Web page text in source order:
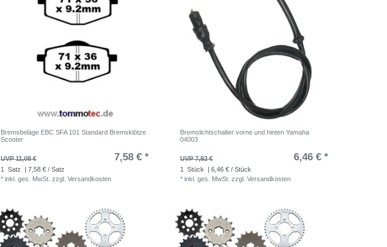
Bremsbeläge EBC SFA 101 Standard Bremsklötze
Scooter
UVP 11,08 € 7,58 € *
1 Satz
| 7,58 € / Satz
*inkl. ges. MwSt. zzgl.Versandkosten
Bremslichtschalter vorne und hinten Yamaha
04003
UVP 7,92 € 6,46 € *
1 Stück
| 6,46 € / Stück
*inkl. ges. MwSt. zzgl.Versandkosten